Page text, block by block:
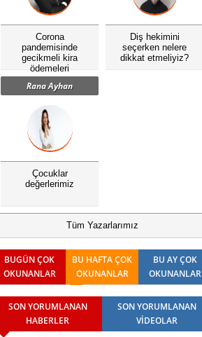
Corona
pandemisinde
gecikmeli kira
ödemeleri
Diş hekimini
seçerken nelere
dikkat etmeliyiz?
Rana Ayhan
Çocuklar
değerlerimiz
Tüm Yazarlarımız
BUGÜN ÇOK
OKUNANLAR
BU HAFTA ÇOK
OKUNANLAR
BU AY ÇOK
OKUNANLAR
SON YORUMLANAN
HABERLER
SON YORUMLANAN
VİDEOLAR